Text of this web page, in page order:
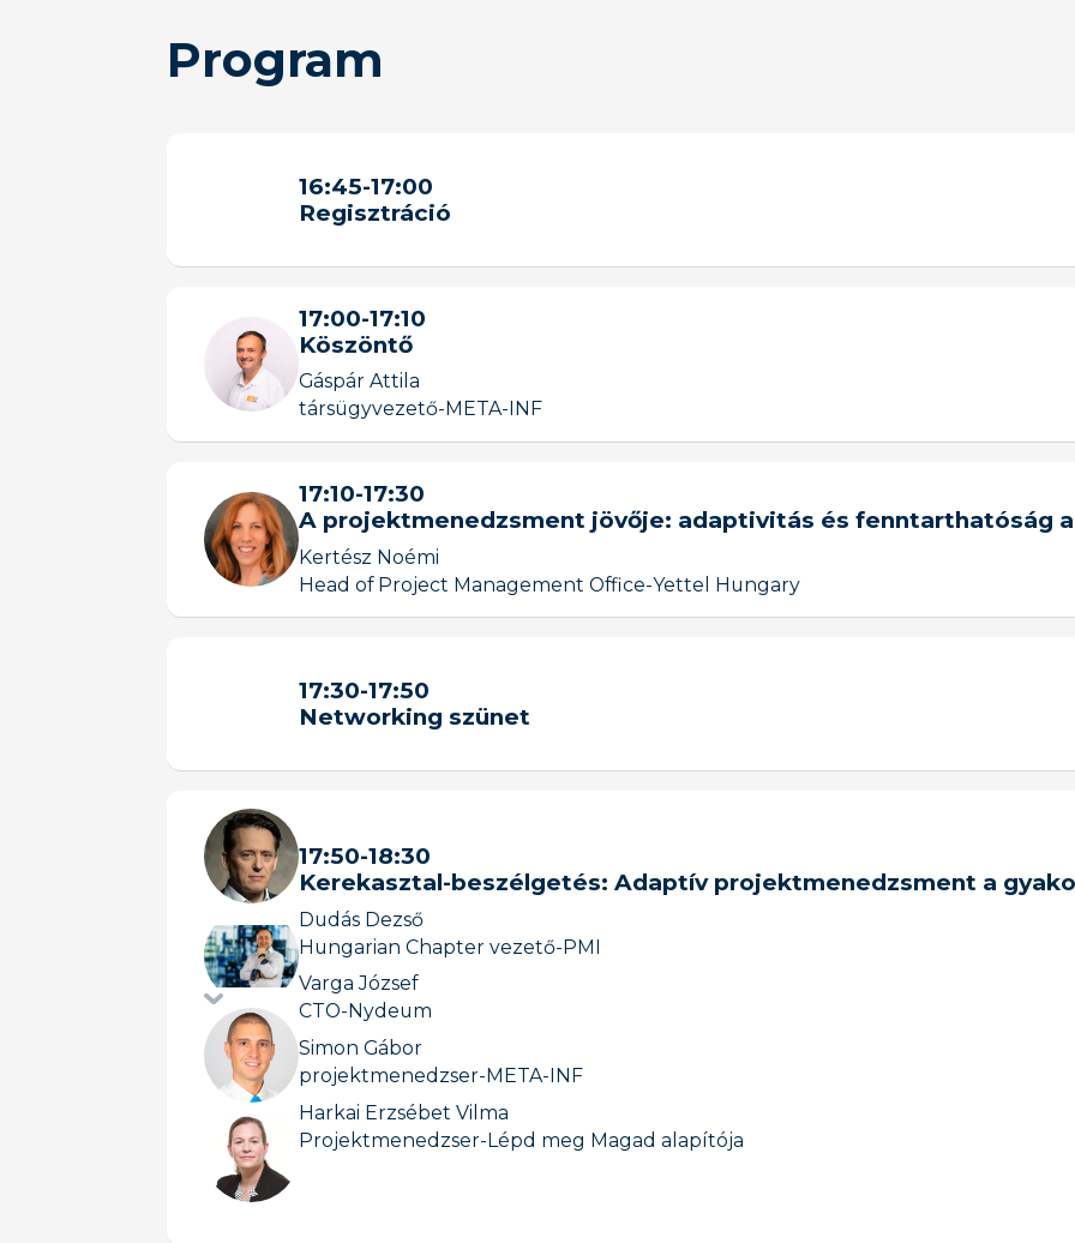
Program
16:45-17:00
Regisztráció
17:00-17:10
Köszöntő
Gáspár Attila
társügyvezető- META-INF
17:10-17:30
A projektmenedzsment jövője: adaptivitás és fenntarthatóság
Kertész Noémi
Head of Project Management Office-Yettel Hungary
17:30-17:50
Networking szünet
17:50-18:30
Kerekasztal-beszélgetés: Adaptív projektmenedzsment a
Dudás Dezső
Hungarian Chapter vezető-PMI
Varga József
CTO- Nydeum
Simon Gábor
projektmenedzser- META-INF
Harkai Erzsébet Vilma
Projektmenedzser- Lépd meg Magad alapítója